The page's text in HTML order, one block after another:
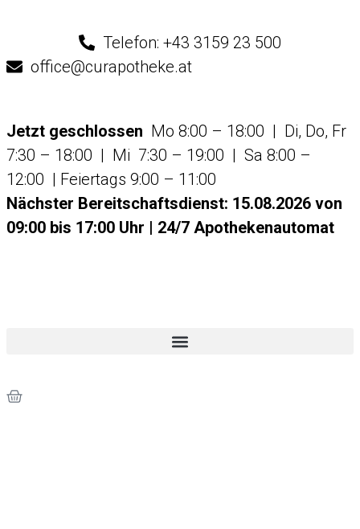
Telefon: +43 3159 23 500
office@curapotheke.at
Jetzt geschlossen Mo 8:00 – 18:00 | Di, Do, Fr
7:30 – 18:00 | Mi 7:30 – 19:00 | Sa 8:00 –
12:00 | Feiertags 9:00 – 11:00
Nächster Bereitschaftsdienst: 15.08.2026 von
09:00 bis 17:00 Uhr | 24/7 Apothekenautomat